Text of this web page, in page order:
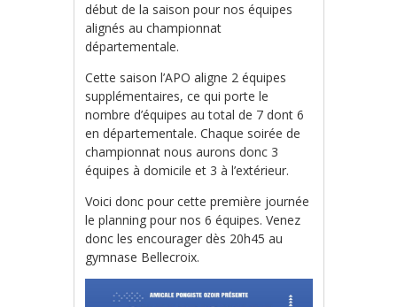
début de la saison pour nos équipes
alignés au championnat
départementale.
Cette saison l’APO aligne 2 équipes
supplémentaires, ce qui porte le
nombre d’équipes au total de 7 dont 6
en départementale. Chaque soirée de
championnat nous aurons donc 3
équipes à domicile et 3 à l’extérieur.
Voici donc pour cette première journée
le planning pour nos 6 équipes. Venez
donc les encourager dès 20h45 au
gymnase Bellecroix.